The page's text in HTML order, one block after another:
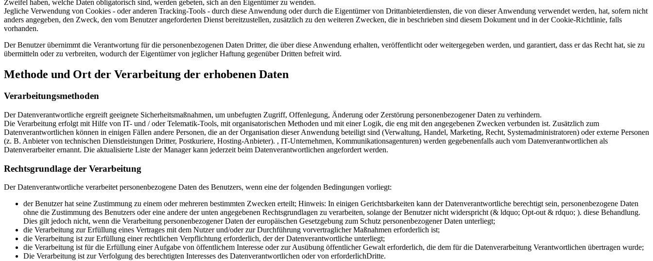
Zweifel haben, welche Daten obligatorisch sind, werden gebeten, sich an den Eigentümer zu wenden.
Jegliche Verwendung von Cookies - oder anderen Tracking-Tools - durch diese Anwendung oder durch die Eigentümer von Drittanbieterdiensten, die von dieser Anwendung verwendet werden, hat, sofern nicht
anders angegeben, den Zweck, den vom Benutzer angeforderten Dienst bereitzustellen, zusätzlich zu den weiteren Zwecken, die in beschrieben sind diesem Dokument und in der Cookie-Richtlinie, falls
vorhanden.
Der Benutzer übernimmt die Verantwortung für die personenbezogenen Daten Dritter, die über diese Anwendung erhalten, veröffentlicht oder weitergegeben werden, und garantiert, dass er das Recht hat, sie zu
übermitteln oder zu verbreiten, wodurch der Eigentümer von jeglicher Haftung gegenüber Dritten befreit wird.
Methode und Ort der Verarbeitung der erhobenen Daten
Verarbeitungsmethoden
Der Datenverantwortliche ergreift geeignete Sicherheitsmaßnahmen, um unbefugten Zugriff, Offenlegung, Änderung oder Zerstörung personenbezogener Daten zu verhindern.
Die Verarbeitung erfolgt mit Hilfe von IT- und / oder Telematik-Tools, mit organisatorischen Methoden und mit einer Logik, die eng mit den angegebenen Zwecken verbunden ist. Zusätzlich zum
Datenverantwortlichen können in einigen Fällen andere Personen, die an der Organisation dieser Anwendung beteiligt sind (Verwaltung, Handel, Marketing, Recht, Systemadministratoren) oder externe Personen
(z. B. Anbieter von technischen Dienstleistungen Dritter, Postkuriere, Hosting-Anbieter). , IT-Unternehmen, Kommunikationsagenturen) werden gegebenenfalls auch vom Datenverantwortlichen als
Datenverarbeiter ernannt. Die aktualisierte Liste der Manager kann jederzeit beim Datenverantwortlichen angefordert werden.
Rechtsgrundlage der Verarbeitung
Der Datenverantwortliche verarbeitet personenbezogene Daten des Benutzers, wenn eine der folgenden Bedingungen vorliegt:
der Benutzer hat seine Zustimmung zu einem oder mehreren bestimmten Zwecken erteilt; Hinweis: In einigen Gerichtsbarkeiten kann der Datenverantwortliche berechtigt sein, personenbezogene Daten
ohne die Zustimmung des Benutzers oder eine andere der unten angegebenen Rechtsgrundlagen zu verarbeiten, solange der Benutzer nicht widerspricht (& ldquo; Opt-out & rdquo; ). diese Behandlung.
Dies gilt jedoch nicht, wenn die Verarbeitung personenbezogener Daten der europäischen Gesetzgebung zum Schutz personenbezogener Daten unterliegt;
die Verarbeitung zur Erfüllung eines Vertrages mit dem Nutzer und/oder zur Durchführung vorvertraglicher Maßnahmen erforderlich ist;
die Verarbeitung ist zur Erfüllung einer rechtlichen Verpflichtung erforderlich, der der Datenverantwortliche unterliegt;
die Verarbeitung ist für die Erfüllung einer Aufgabe von öffentlichem Interesse oder zur Ausübung öffentlicher Gewalt erforderlich, die dem für die Datenverarbeitung Verantwortlichen übertragen wurde;
Die Verarbeitung ist zur Verfolgung des berechtigten Interesses des Datenverantwortlichen oder von erforderlichDritte.